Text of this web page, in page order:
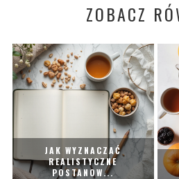
ZOBACZ
JAK WYZNACZAĆ
REALISTYCZNE
POSTANOW...